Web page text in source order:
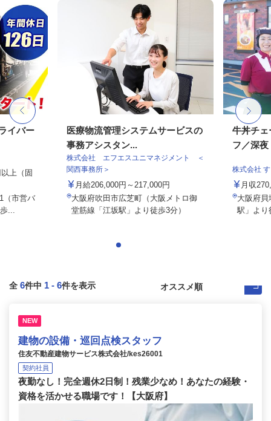
イバー
上（固
（市営バ
...
医療物流管理システムサービスの
事務アシスタン...
株式会社 エフエスユニマネジメント ＜
関西事務所＞
月給206,000円～217,000円
大阪府吹田市広芝町（大阪メトロ御
堂筋線「江坂駅」より徒歩3分）
牛丼チェ
フ／深夜
株式会社
月収
大阪府貝
駅」よ
全 6件中 1 - 6件を表示
NEW
建物の設備・巡回点検スタッフ
住友不動産建物サービス株式会社/kes26001
契約社員
夜勤なし！完全週休2日制！残業少なめ！あなたの経験・
資格を活かせる職場です！【大阪府】